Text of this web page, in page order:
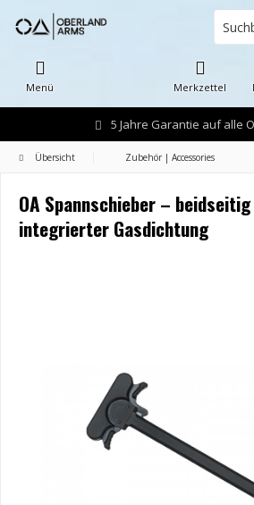
5 Jahre Garantie auf alle
Menü Merkzettel
Übersicht Zubehör | Accessories
OA Spannschieber –
integrierter Gasdichtung